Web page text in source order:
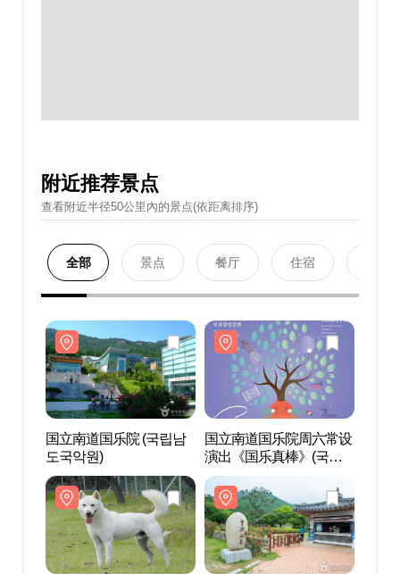
附近推荐景点
查看附近半径50公里內的景点(依距离排序)
全部 景点 餐厅 住宿
国立南道国乐院 (국립남
도국악원)
国立南道国乐院周六常设
演出《国乐真棒》(국립
남도국악원 토요 상설 공
연 ‘국악이 좋다’)